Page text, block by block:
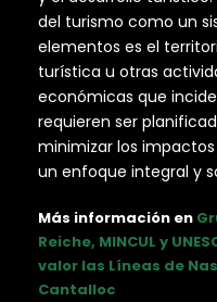
del turismo como un
elementos es el
turística u otras
económicas que
requieren ser
minimizar los
un enfoque integral y
Más información en
Reiche, MINCUL y
valor las Líneas de
Cantalloc